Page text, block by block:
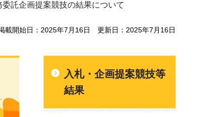
託企画提案競技の結果について
載開始日：2025年7月16日 更新日：2025年7月16日
入札・企画提案競技等
結果